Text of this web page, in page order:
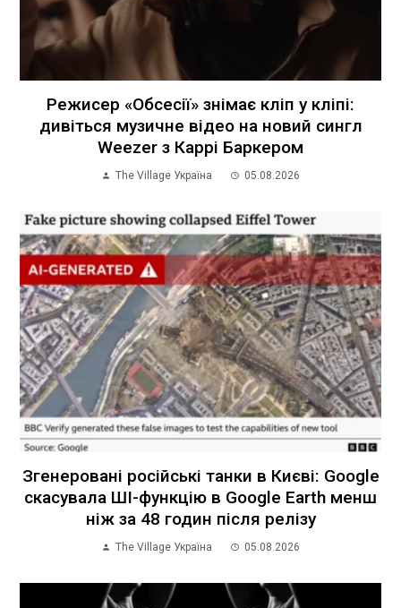
Режисер «Обсесії» знімає кліп у кліпі:
дивіться музичне відео на новий сингл
Weezer з Каррі Баркером
The Village Україна 05.08.2026
Згенеровані російські танки в Києві: Google
скасувала ШІ-функцію в Google Earth менш
ніж за 48 годин після релізу
The Village Україна 05.08.2026